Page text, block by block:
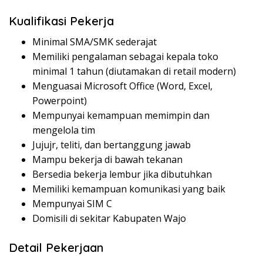
Kualifikasi Pekerja
Minimal SMA/SMK sederajat
Memiliki pengalaman sebagai kepala toko
minimal 1 tahun (diutamakan di retail modern)
Menguasai Microsoft Office (Word, Excel,
Powerpoint)
Mempunyai kemampuan memimpin dan
mengelola tim
Jujujr, teliti, dan bertanggung jawab
Mampu bekerja di bawah tekanan
Bersedia bekerja lembur jika dibutuhkan
Memiliki kemampuan komunikasi yang baik
Mempunyai SIM C
Domisili di sekitar Kabupaten Wajo
Detail Pekerjaan